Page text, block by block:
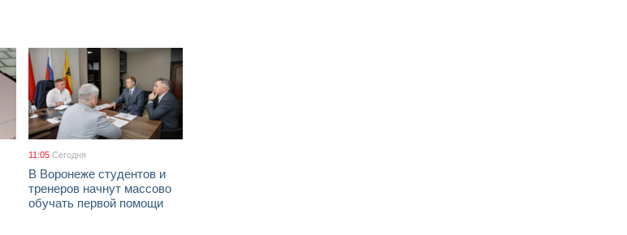
11:05 Сегодня
В Воронеже студентов и
тренеров начнут массово
обучать первой помощи